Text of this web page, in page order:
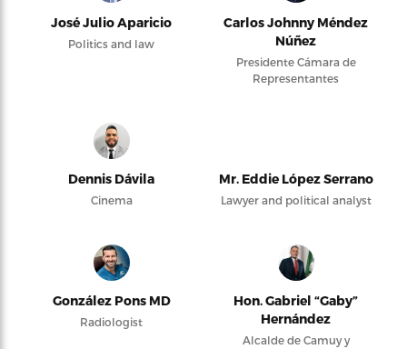
José Julio Aparicio
Politics and law
Carlos Johnny Méndez
Núñez
Presidente Cámara de
Representantes
Dennis Dávila
Cinema
Mr. Eddie López Serrano
Lawyer and political analyst
González Pons MD
Radiologist
Hon. Gabriel “Gaby”
Hernández
Alcalde de Camuy y